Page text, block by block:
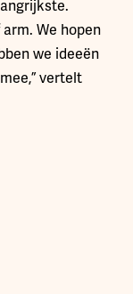
We hopen
we ideeën
vertelt